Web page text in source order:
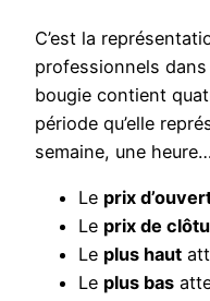
C’est la
professionnels
bougie contient
période qu’elle
semaine, une
Le prix
Le prix de
Le plus haut
Le plus bas